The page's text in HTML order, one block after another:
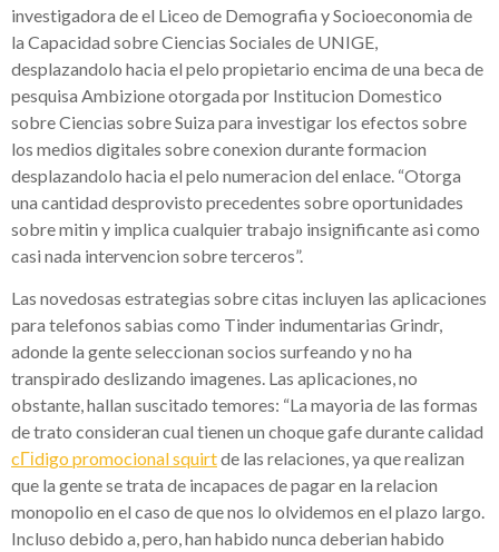
investigadora de el Liceo de Demografia y Socioeconomia de
la Capacidad sobre Ciencias Sociales de UNIGE,
desplazandolo hacia el pelo propietario encima de una beca de
pesquisa Ambizione otorgada por Institucion Domestico
sobre Ciencias sobre Suiza para investigar los efectos sobre
los medios digitales sobre conexion durante formacion
desplazandolo hacia el pelo numeracion del enlace. “Otorga
una cantidad desprovisto precedentes sobre oportunidades
sobre mitin y implica cualquier trabajo insignificante asi­ como
casi nada intervencion sobre terceros”.
Las novedosas estrategi­as sobre citas incluyen las aplicaciones
para telefonos sabias como Tinder indumentarias Grindr,
adonde la gente seleccionan socios surfeando y no ha
transpirado deslizando imagenes. Las aplicaciones, no
obstante, hallan suscitado temores: “La mayoria de las formas
de trato consideran cual tienen un choque gafe durante calidad
cГіdigo promocional squirtde las relaciones, ya que realizan
que la gente se trata de incapaces de pagar en la relacion
monopolio en el caso de que nos lo olvidemos en el plazo largo.
Incluso debido a, pero, han habido nunca deberian habido